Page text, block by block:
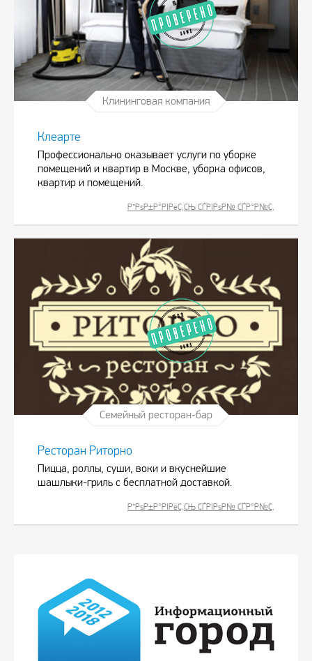
Клининговая компания
Клеарте
Профессионально оказывает услуги по уборке
помещений и квартир в Москве, уборка офисов,
квартир и помещений.
Р”РѕР±Р°РІРёС‚СЊ СЃРІРѕР№ СЃР°Р№С‚
Семейный ресторан-бар
Ресторан Риторно
Пицца, роллы, суши, воки и вкуснейшие
шашлыки-гриль с бесплатной доставкой.
Р”РѕР±Р°РІРёС‚СЊ СЃРІРѕР№ СЃР°Р№С‚